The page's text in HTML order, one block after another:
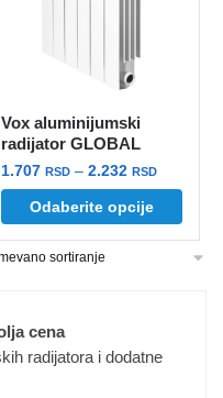
Vox aluminijumski
radijator GLOBAL
1.707RSD – 2.232RSDRaspon
cena:
1.707 rsd
Odaberite opcije
Ovaj
ima
Opcije
mogu
cena
radijatora i dodatne